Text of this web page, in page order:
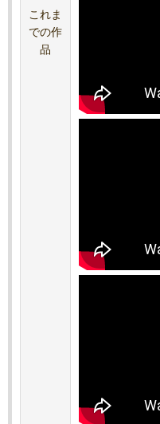
これま
での作
品